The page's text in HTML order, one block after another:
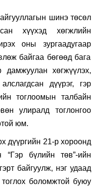
шинэ төсөл
хүүхэд хөгжлийн
оны зургаадугаар
байгаа бөгөөд бага
дамжуулан хөгжүүлэх,
дүүрэг, гэр
тоглоомын талбайн
улиралд тоглонгоо
юм.
дүүргийн 21-р хороонд
“Гэр бүлийн төв”-ийн
байгуулж, нэг удаад
боломжтой буюу